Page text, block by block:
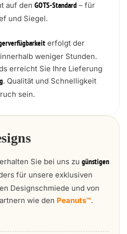
auf den GOTS-Standard – für
und Siegel.
erfolgt der
weniger Stunden.
erreicht Sie Ihre Lieferung
. Qualität und Schnelligkeit
sein.
Sie bei uns zu günstigen
für unsere exklusiven
Designschmiede und von
wie den Peanuts™.